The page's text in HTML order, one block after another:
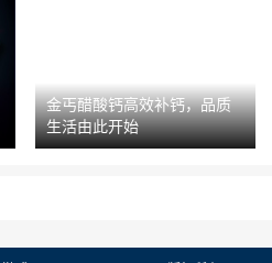
金丐醋酸钙高效补钙，品质
生活由此开始